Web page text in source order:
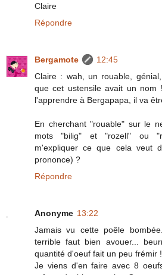
Claire
Répondre
Bergamote
12:45
Claire : wah, un rouable,
que cet ustensile avait un nom
l'apprendre à Bergapapa, il va
En cherchant "rouable" sur le
mots "bilig" et "rozell" ou
m'expliquer ce que cela veut
prononce) ?
Répondre
Anonyme 13:22
Jamais vu cette poêle
terrible faut bien avouer...
quantité d'oeuf fait un peu frémir !
Je viens d'en faire avec 8